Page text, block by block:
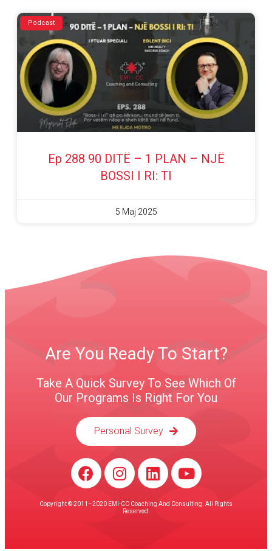
Podcast
Ep 288 90 DITË – 1 PLAN – NJË
BOSSI I RI: TI
5 Maj 2025
Are You Ready To Start?
Take A Quick Survey To See Which Of
Our Programs Is Right For You
Personal Survey
Copyright © 2011–2020 EMI-CC Coaching And Consulting. All Rights
Reserved.